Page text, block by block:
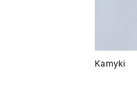
Kamyki